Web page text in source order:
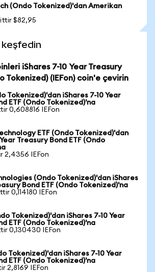
(Ondo Tokenized)'dan Amerikan
$82,95
keşfedin
iShares 7-10 Year Treasury
Tokenized) (IEFon) coin'e çevirin
Tokenized)'dan iShares 7-10 Year
ETF (Ondo Tokenized)'na
0,608816 IEFon
ETF (Ondo Tokenized)'dan
Treasury Bond ETF (Ondo
2,4356 IEFon
(Ondo Tokenized)'dan iShares
Bond ETF (Ondo Tokenized)'na
0,114180 IEFon
Tokenized)'dan iShares 7-10 Year
ETF (Ondo Tokenized)'na
0,130430 IEFon
Tokenized)'dan iShares 7-10 Year
ETF (Ondo Tokenized)'na
2,8169 IEFon